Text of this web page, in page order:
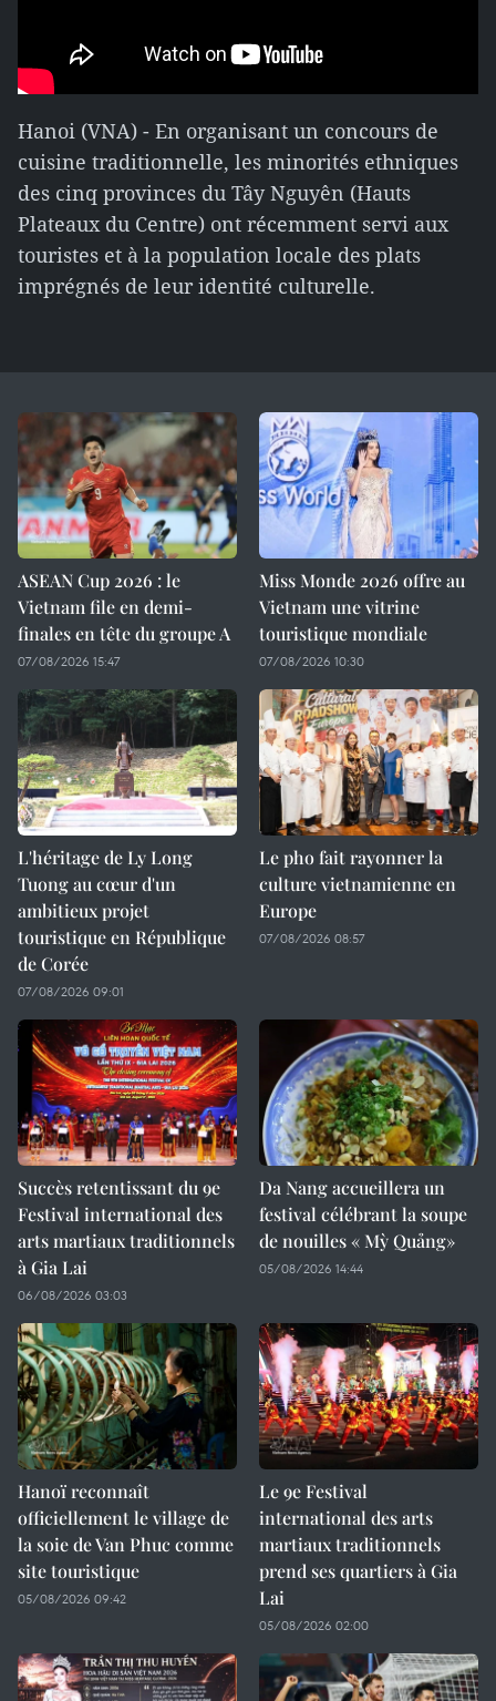
Hanoi (VNA) - En organisant un concours de
cuisine traditionnelle, les minorités ethniques
des cinq provinces du Tây Nguyên (Hauts
Plateaux du Centre) ont récemment servi aux
touristes et à la population locale des plats
imprégnés de leur identité culturelle.
ASEAN Cup 2026 : le
Vietnam file en demi-
finales en tête du groupe A
07/08/2026 15:47
Miss Monde 2026 offre au
Vietnam une vitrine
touristique mondiale
07/08/2026 10:30
L'héritage de Ly Long
Tuong au cœur d'un
ambitieux projet
touristique en République
de Corée
07/08/2026 09:01
Le pho fait rayonner la
culture vietnamienne en
Europe
07/08/2026 08:57
Succès retentissant du 9e
Festival international des
arts martiaux traditionnels
à Gia Lai
06/08/2026 03:03
Da Nang accueillera un
festival célébrant la soupe
de nouilles « Mỳ Quảng»
05/08/2026 14:44
Hanoï reconnaît
officiellement le village de
la soie de Van Phuc comme
site touristique
05/08/2026 09:42
Le 9e Festival
international des arts
martiaux traditionnels
prend ses quartiers à Gia
Lai
05/08/2026 02:00